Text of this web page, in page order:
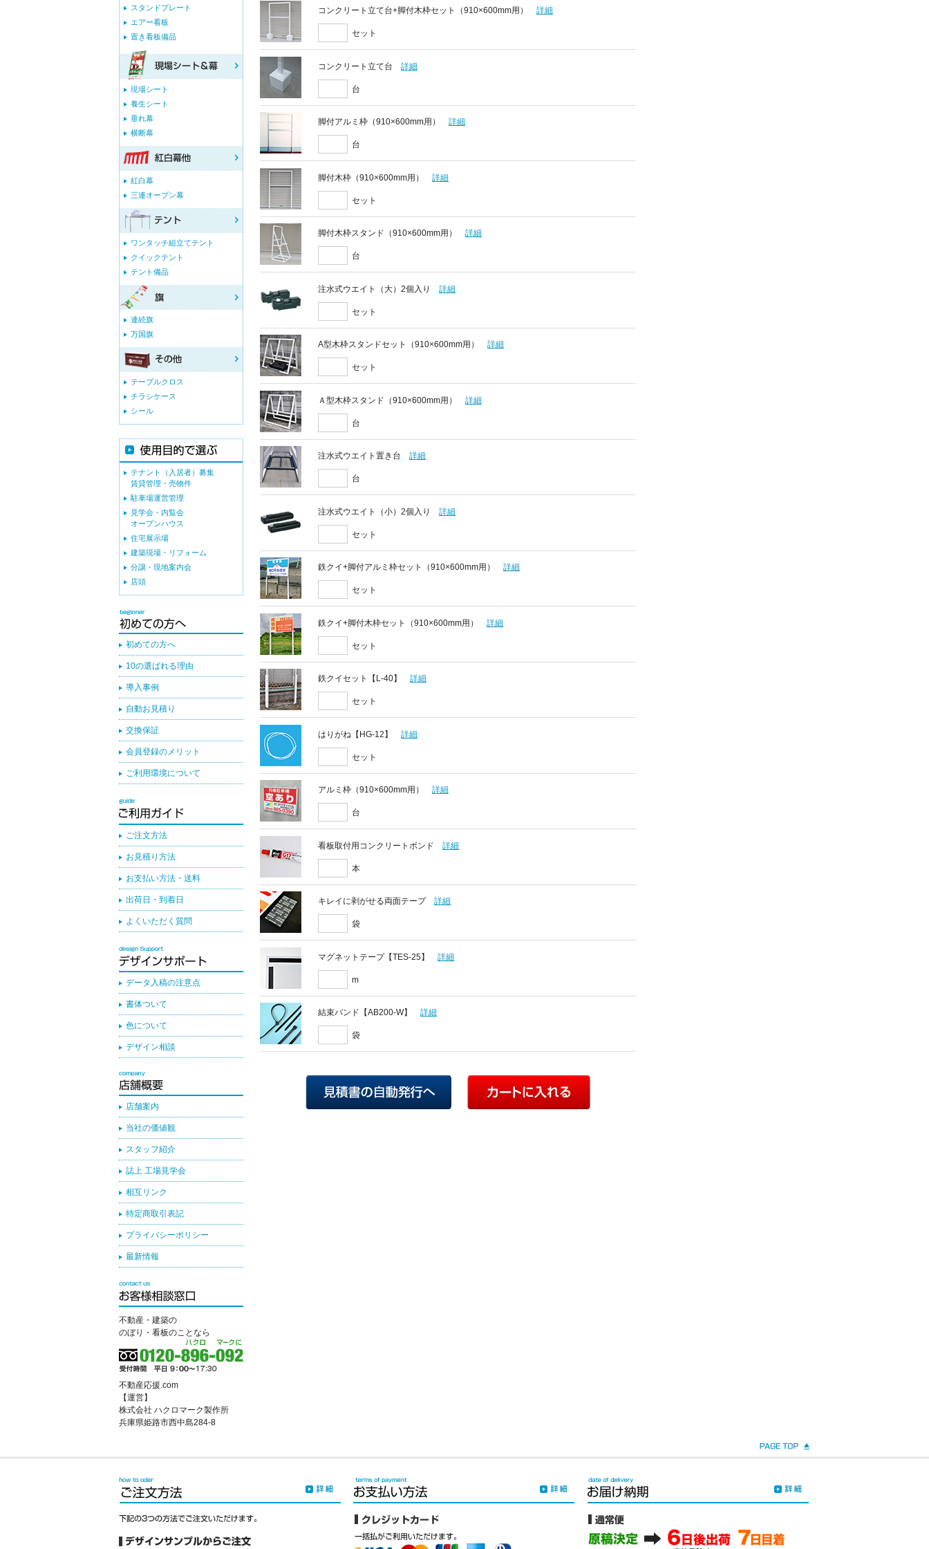
コンクリート立て台+脚付木枠セット（910×600mm用） 詳細
セット
コンクリート立て台 詳細
台
脚付アルミ枠（910×600mm用） 詳細
台
脚付木枠（910×600mm用） 詳細
セット
脚付木枠スタンド（910×600mm用） 詳細
台
注水式ウエイト（大）2個入り 詳細
セット
A型木枠スタンドセット（910×600mm用） 詳細
セット
Ａ型木枠スタンド（910×600mm用） 詳細
台
注水式ウエイト置き台 詳細
台
注水式ウエイト（小）2個入り 詳細
セット
鉄クイ+脚付アルミ枠セット（910×600mm用） 詳細
セット
鉄クイ+脚付木枠セット（910×600mm用） 詳細
セット
鉄クイセット【L-40】 詳細
セット
はりがね【HG-12】 詳細
セット
アルミ枠（910×600mm用） 詳細
台
看板取付用コンクリートボンド 詳細
本
キレイに剥がせる両面テープ 詳細
袋
マグネットテープ【TES-25】 詳細
m
結束バンド【AB200-W】 詳細
袋
スタンドプレート
エアー看板
置き看板備品
現場シート
養生シート
垂れ幕
横断幕
紅白幕
三連オープン幕
ワンタッチ組立てテント
クイックテント
テント備品
連続旗
万国旗
テーブルクロス
チラシケース
シール
テナント（入居者）募集
賃貸管理・売物件
駐車場運営管理
見学会・内覧会
オープンハウス
住宅展示場
建築現場・リフォーム
分譲・現地案内会
店頭
初めての方へ
10の選ばれる理由
導入事例
自動お見積り
交換保証
会員登録のメリット
ご利用環境について
ご注文方法
お見積り方法
お支払い方法・送料
出荷日・到着日
よくいただく質問
データ入稿の注意点
書体ついて
色について
デザイン相談
店舗案内
当社の価値観
スタッフ紹介
誌上 工場見学会
相互リンク
特定商取引表記
プライバシーポリシー
最新情報
不動産・建築の
のぼり・看板のことなら
不動産応援.com
【運営】
株式会社 ハクロマーク製作所
兵庫県姫路市西中島284-8